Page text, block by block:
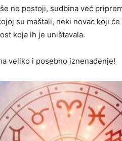
ne postoji, sudbina već
su maštali, neki novac koji
koja ih je uništavala.
veliko i posebno iznenađenje!